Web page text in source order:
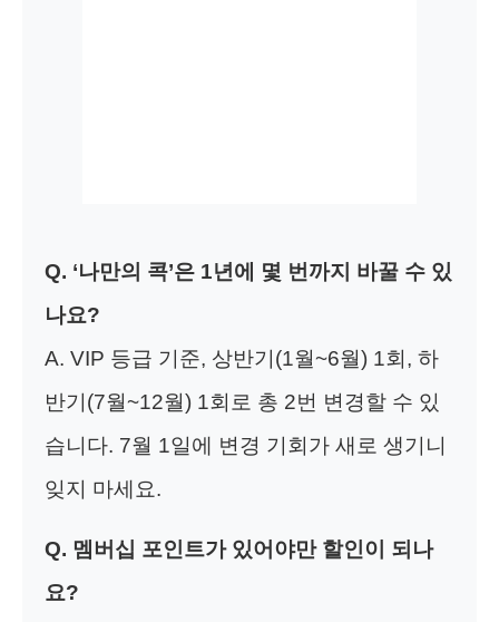
Q. ‘나만의 콕’은 1년에 몇 번까지 바꿀 수 있
나요?
A. VIP 등급 기준, 상반기(1월~6월) 1회, 하
반기(7월~12월) 1회로 총 2번 변경할 수 있
습니다. 7월 1일에 변경 기회가 새로 생기니
잊지 마세요.
Q. 멤버십 포인트가 있어야만 할인이 되나
요?